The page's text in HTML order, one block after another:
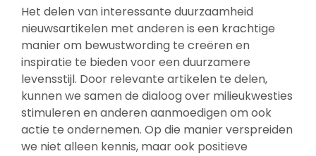
Het delen van interessante duurzaamheid
nieuwsartikelen met anderen is een krachtige
manier om bewustwording te creëren en
inspiratie te bieden voor een duurzamere
levensstijl. Door relevante artikelen te delen,
kunnen we samen de dialoog over milieukwesties
stimuleren en anderen aanmoedigen om ook
actie te ondernemen. Op die manier verspreiden
we niet alleen kennis, maar ook positieve